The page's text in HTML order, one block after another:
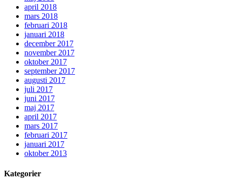
april 2018
mars 2018
februari 2018
januari 2018
december 2017
november 2017
oktober 2017
september 2017
augusti 2017
juli 2017
juni 2017
maj 2017
april 2017
mars 2017
februari 2017
januari 2017
oktober 2013
Kategorier